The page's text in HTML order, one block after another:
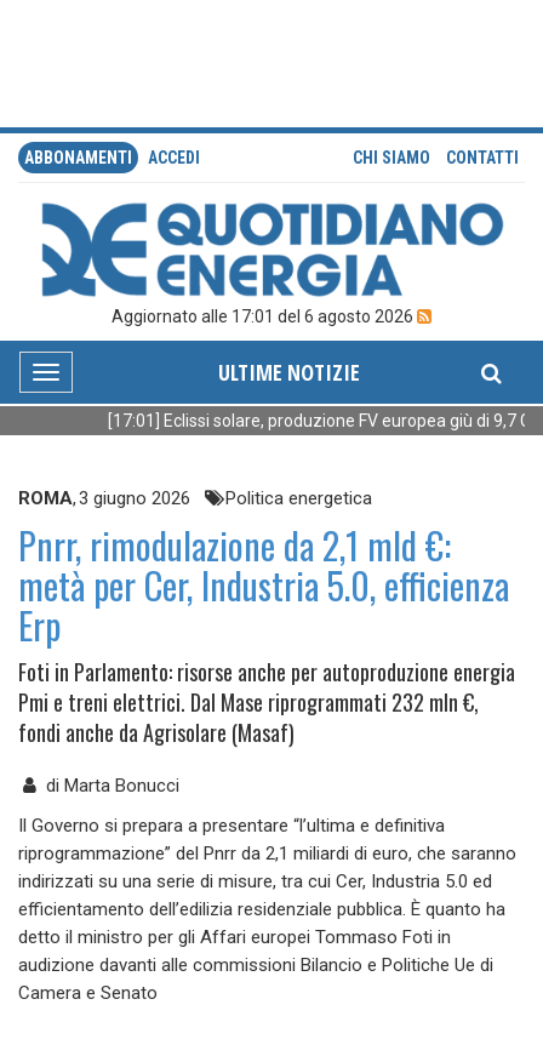
ABBONAMENTI ACCEDI CHI SIAMO CONTATTI
Aggiornato alle 17:01 del 6 agosto 2026
Toggle
navigation
ULTIME NOTIZIE
[17:01] Eclissi solare, produzione FV europea giù di 9,7
ROMA,3 giugno 2026 Politica energetica
Pnrr, rimodulazione da 2,1 mld €:
metà per Cer, Industria 5.0, efficienza
Erp
Foti in Parlamento: risorse anche per autoproduzione energia
Pmi e treni elettrici. Dal Mase riprogrammati 232 mln €,
fondi anche da Agrisolare (Masaf)
di Marta Bonucci
Il Governo si prepara a presentare “l’ultima e definitiva
riprogrammazione” del Pnrr da 2,1 miliardi di euro, che saranno
indirizzati su una serie di misure, tra cui Cer, Industria 5.0 ed
efficientamento dell’edilizia residenziale pubblica. È quanto ha
detto il ministro per gli Affari europei Tommaso Foti in
audizione davanti alle commissioni Bilancio e Politiche Ue di
Camera e Senato